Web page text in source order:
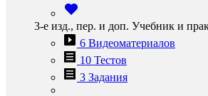
3-е изд., пер. и доп. Учебник и
6 Видеоматериалов
10 Тестов
3 Задания